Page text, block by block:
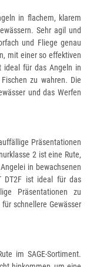
in flachem, klarem
Sehr agil und
und Fliege genau
mit einer so effektiven
ideal für das Angeln in
zu wahren. Die
und das Werfen
Präsentationen
2 ist eine Rute,
in bewachsenen
DT2F ist ideal für das
Präsentationen zu
schnellere Gewässer
im SAGE-Sortiment.